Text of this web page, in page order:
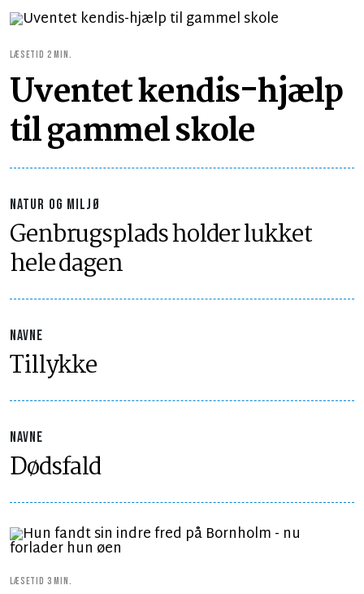
LÆSETID 2 MIN.
Uventet kendis-hjælp
til gammel skole
NATUR OG MILJØ
Genbrugsplads holder lukket
hele dagen
NAVNE
Tillykke
NAVNE
Dødsfald
LÆSETID 3 MIN.